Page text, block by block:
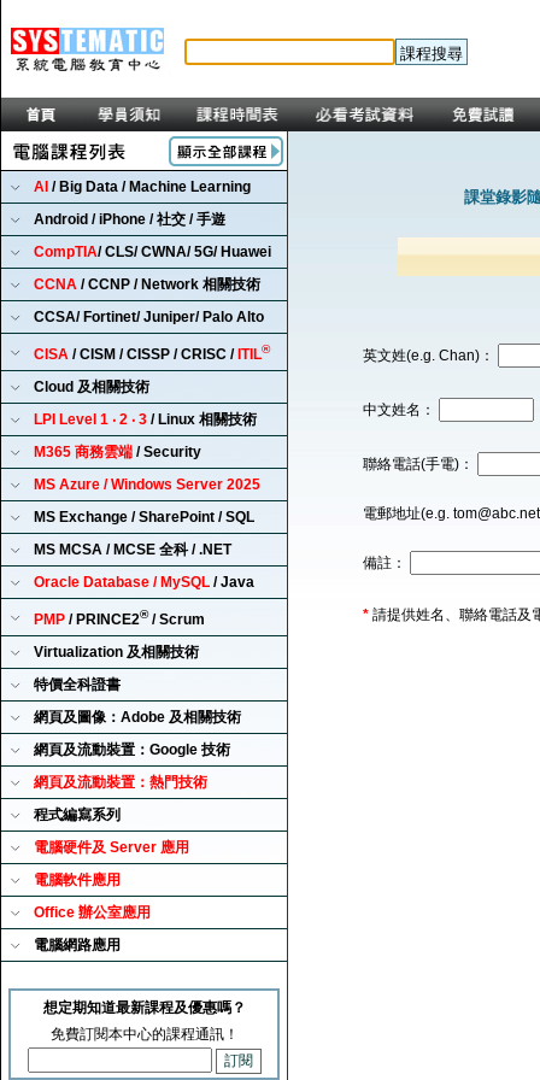
AI / Big Data / Machine Learning
Android / iPhone / 社交 / 手遊
CompTIA/ CLS/ CWNA/ 5G/ Huawei
CCNA / CCNP / Network 相關技術
CCSA/ Fortinet/ Juniper/ Palo Alto
CISA / CISM / CISSP / CRISC / ITIL®
Cloud 及相關技術
LPI Level 1 ‧ 2 ‧ 3 / Linux 相關技術
M365 商務雲端 / Security
MS Azure / Windows Server 2025
MS Exchange / SharePoint / SQL
MS MCSA / MCSE 全科 / .NET
Oracle Database / MySQL / Java
PMP / PRINCE2®/ Scrum
Virtualization 及相關技術
特價全科證書
網頁及圖像：Adobe 及相關技術
網頁及流動裝置：Google 技術
網頁及流動裝置：熱門技術
程式編寫系列
電腦硬件及 Server 應用
電腦軟件應用
Office 辦公室應用
電腦網路應用
想定期知道最新課程及優惠嗎？
免費訂閱本中心的課程通訊！
課堂錄影
英文姓(e.g. Chan)：
中文姓名：
聯絡電話(手電)：
電郵地址(e.g.
備註：
* 請提供姓名、聯絡電話及